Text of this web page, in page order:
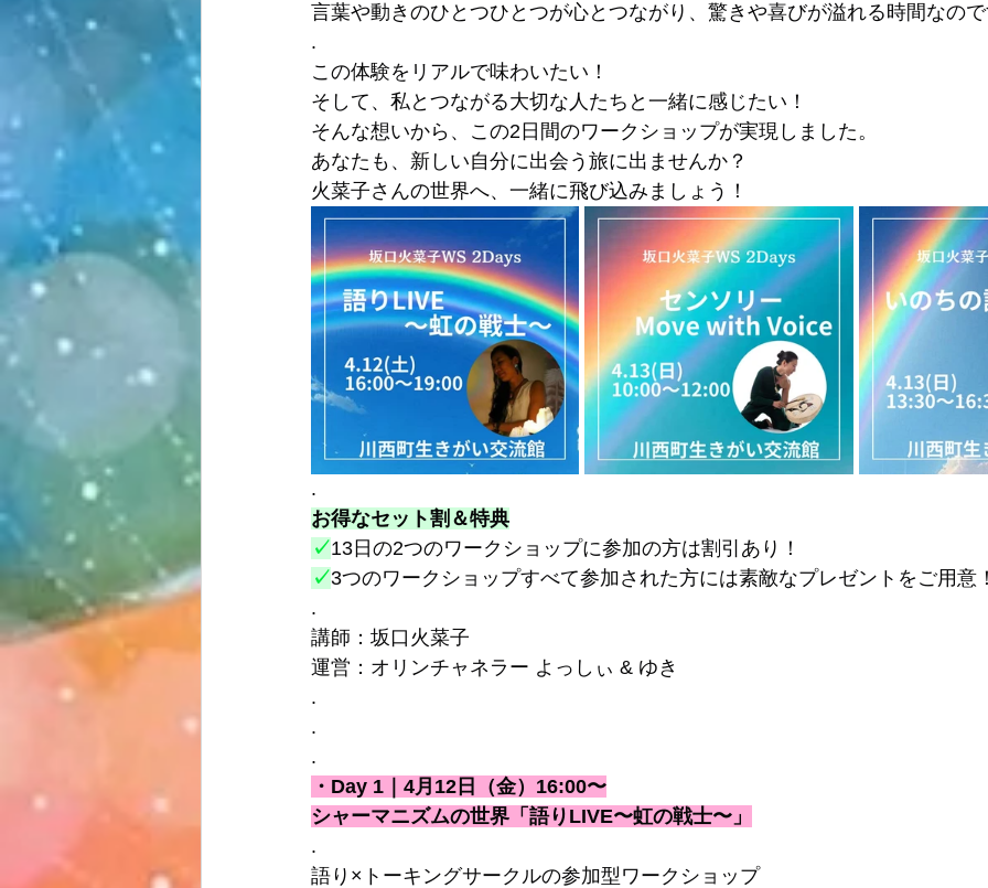
言葉や動きのひとつひとつが心とつながり、驚きや喜びが溢れる時間なの
.
この体験をリアルで味わいたい！
そして、私とつながる大切な人たちと一緒に感じたい！
そんな想いから、この2日間のワークショップが実現しました。
あなたも、新しい自分に出会う旅に出ませんか？
火菜子さんの世界へ、一緒に飛び込みましょう！
.
お得なセット割＆特典
✓13日の2つのワークショップに参加の方は割引あり！
✓3つのワークショップすべて参加された方には素敵なプレゼントをご用意
.
講師：坂口火菜子
運営：オリンチャネラー よっしぃ & ゆき
.
.
.
・Day 1｜4月12日（金）16:00〜
シャーマニズムの世界「語りLIVE〜虹の戦士〜」
.
語り×トーキングサークルの参加型ワークショップ